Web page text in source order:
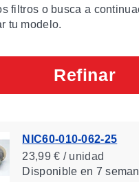
filtros o busca a
tu modelo.
Refinar
NIC60-010-062-25
23,99 € / unidad
Disponibleen 7